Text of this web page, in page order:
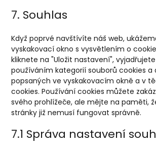
7. Souhlas
Když poprvé navštívíte náš web,
vyskakovací okno s vysvětlením o
kliknete na "Uložit nastavení",
používáním kategorií souborů cookies a
popsaných ve vyskakovacím okně a v
cookies. Používání cookies můžete
svého prohlížeče, ale mějte na paměti,
stránky již nemusí fungovat správně.
7.1 Správa nastavení